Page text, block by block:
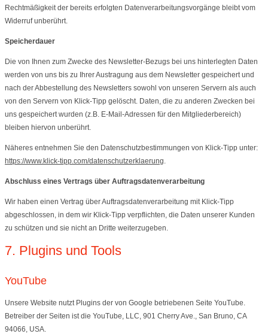
Rechtmäßigkeit der bereits erfolgten Datenverarbeitungsvorgänge bleibt vom
Widerruf unberührt.
Speicherdauer
Die von Ihnen zum Zwecke des Newsletter-Bezugs bei uns hinterlegten Daten
werden von uns bis zu Ihrer Austragung aus dem Newsletter gespeichert und
nach der Abbestellung des Newsletters sowohl von unseren Servern als auch
von den Servern von Klick-Tipp gelöscht. Daten, die zu anderen Zwecken bei
uns gespeichert wurden (z.B. E-Mail-Adressen für den Mitgliederbereich)
bleiben hiervon unberührt.
Näheres entnehmen Sie den Datenschutzbestimmungen von Klick-Tipp unter:
https://www.klick-tipp.com/datenschutzerklaerung.
Abschluss eines Vertrags über Auftragsdatenverarbeitung
Wir haben einen Vertrag über Auftragsdatenverarbeitung mit Klick-Tipp
abgeschlossen, in dem wir Klick-Tipp verpflichten, die Daten unserer Kunden
zu schützen und sie nicht an Dritte weiterzugeben.
7. Plugins und Tools
YouTube
Unsere Website nutzt Plugins der von Google betriebenen Seite YouTube.
Betreiber der Seiten ist die YouTube, LLC, 901 Cherry Ave., San Bruno, CA
94066, USA.